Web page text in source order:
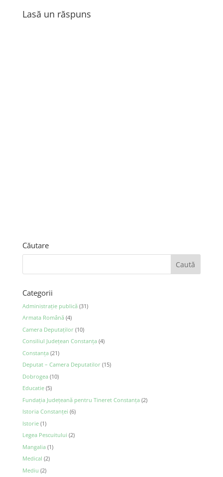
Lasă un răspuns
Căutare
Categorii
Administraţie publică(31)
Armata Română(4)
Camera Deputaţilor(10)
Consiliul Județean Constanța(4)
Constanța(21)
Deputat – Camera Deputatilor(15)
Dobrogea(10)
Educatie(5)
Fundația Județeană pentru Tineret Constanța(2)
Istoria Constanței (6)
Istorie(1)
Legea Pescuitului (2)
Mangalia(1)
Medical (2)
Mediu (2)